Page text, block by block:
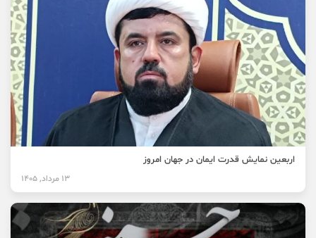
اربعین نمایش قدرت ایمان در جهان امروز
13 مرداد, 1405